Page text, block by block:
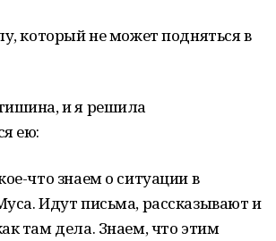
который не может подняться в
и я решила
ею:
что знаем о ситуации в
Идут письма, рассказывают и
там дела. Знаем, что этим